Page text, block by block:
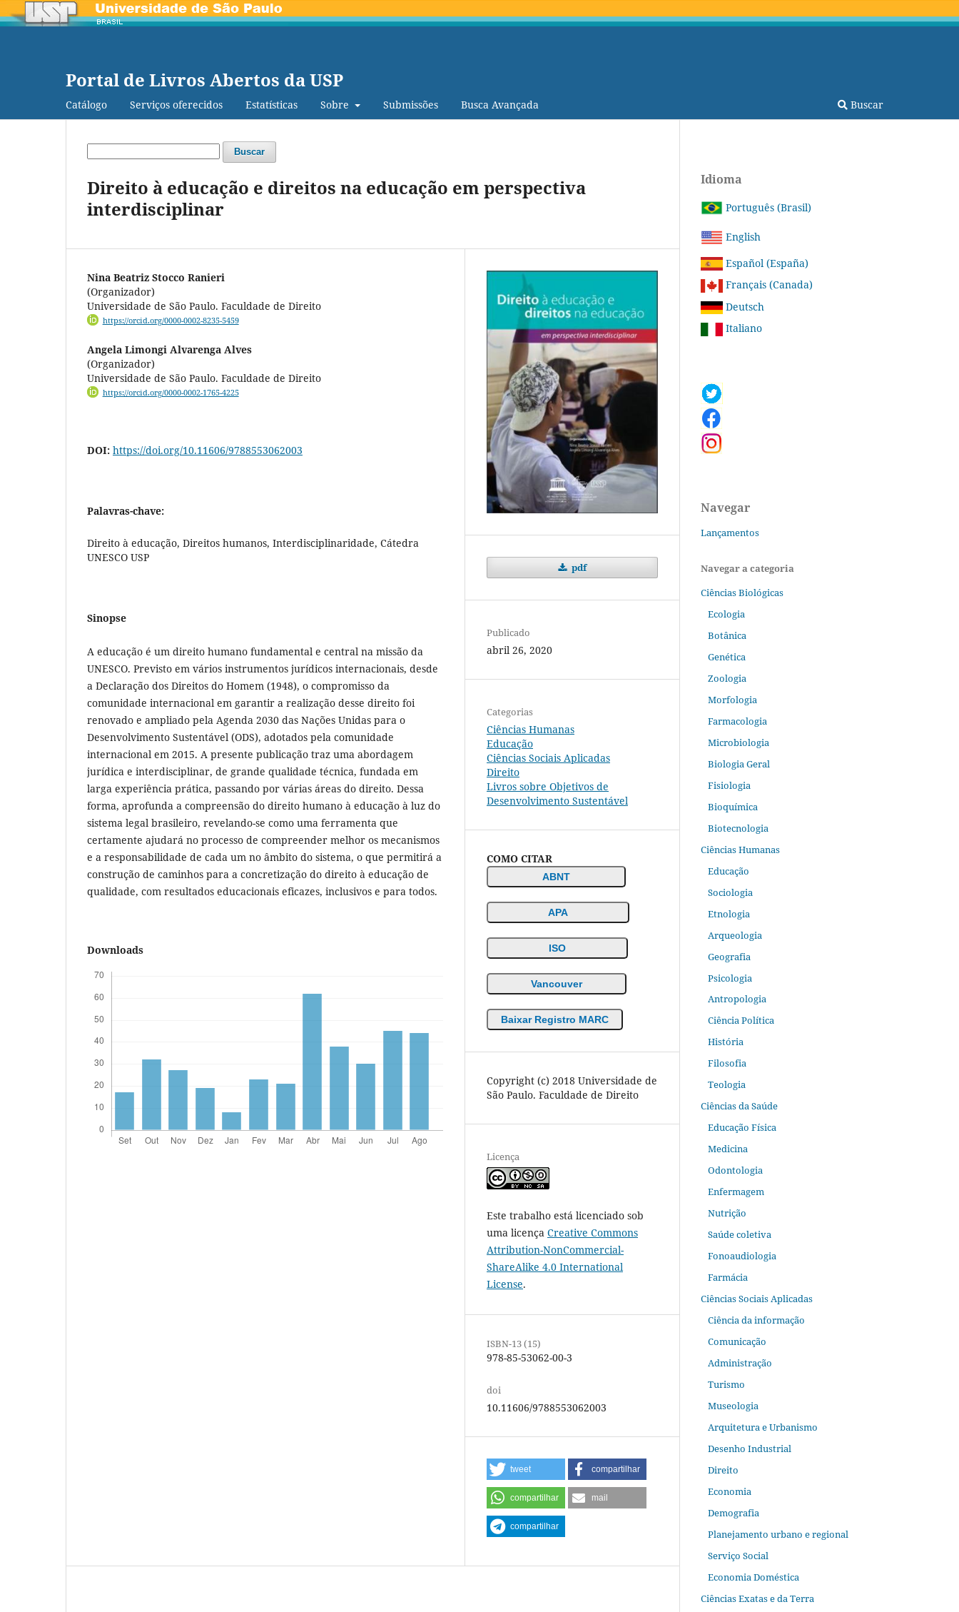
Portal de Livros Abertos da USP
Catálogo Serviços oferecidos Estatísticas Sobre Submissões Busca Avançada Buscar
Buscar
Direito à educação e direitos na educação em perspectiva
interdisciplinar
Nina Beatriz Stocco Ranieri
(Organizador)
Universidade de São Paulo. Faculdade de Direito
https://orcid.org/0000-0002-8235-5459
Angela Limongi Alvarenga Alves
(Organizador)
Universidade de São Paulo. Faculdade de Direito
https://orcid.org/0000-0002-1765-4225
DOI: https://doi.org/10.11606/9788553062003
Palavras-chave:
Direito à educação, Direitos humanos, Interdisciplinaridade, Cátedra
UNESCO USP
Sinopse
A educação é um direito humano fundamental e central na missão da
UNESCO. Previsto em vários instrumentos jurídicos internacionais, desde
a Declaração dos Direitos do Homem (1948), o compromisso da
comunidade internacional em garantir a realização desse direito foi
renovado e ampliado pela Agenda 2030 das Nações Unidas para o
Desenvolvimento Sustentável (ODS), adotados pela comunidade
internacional em 2015. A presente publicação traz uma abordagem
jurídica e interdisciplinar, de grande qualidade técnica, fundada em
larga experiência prática, passando por várias áreas do direito. Dessa
forma, aprofunda a compreensão do direito humano à educação à luz do
sistema legal brasileiro, revelando-se como uma ferramenta que
certamente ajudará no processo de compreender melhor os mecanismos
e a responsabilidade de cada um no âmbito do sistema, o que permitirá a
construção de caminhos para a concretização do direito à educação de
qualidade, com resultados educacionais eficazes, inclusivos e para todos.
Downloads
pdf
Publicado
abril 26, 2020
Categorias
Ciências Humanas
Educação
Ciências Sociais Aplicadas
Direito
Livros sobre Objetivos de
Desenvolvimento Sustentável
COMO CITAR
ABNT
APA
ISO
Vancouver
Baixar Registro MARC
Copyright (c) 2018 Universidade de
São Paulo. Faculdade de Direito
Licença
Este trabalho está licenciado sob
uma licença Creative Commons
Attribution-NonCommercial-
ShareAlike 4.0 International
License.
ISBN-13 (15)
978-85-53062-00-3
doi
10.11606/9788553062003
tweet compartilhar
compartilhar mail
compartilhar
Idioma
Português (Brasil)
English
Español (España)
Français (Canada)
Deutsch
Italiano
Navegar
Lançamentos
Navegar a categoria
Ciências Biológicas
Ecologia
Botânica
Genética
Zoologia
Morfologia
Farmacologia
Microbiologia
Biologia Geral
Fisiologia
Bioquímica
Biotecnologia
Ciências Humanas
Educação
Sociologia
Etnologia
Arqueologia
Geografia
Psicologia
Antropologia
Ciência Política
História
Filosofia
Teologia
Ciências da Saúde
Educação Física
Medicina
Odontologia
Enfermagem
Nutrição
Saúde coletiva
Fonoaudiologia
Farmácia
Ciências Sociais Aplicadas
Ciência da informação
Comunicação
Administração
Turismo
Museologia
Arquitetura e Urbanismo
Desenho Industrial
Direito
Economia
Demografia
Planejamento urbano e regional
Serviço Social
Economia Doméstica
Ciências Exatas e da Terra